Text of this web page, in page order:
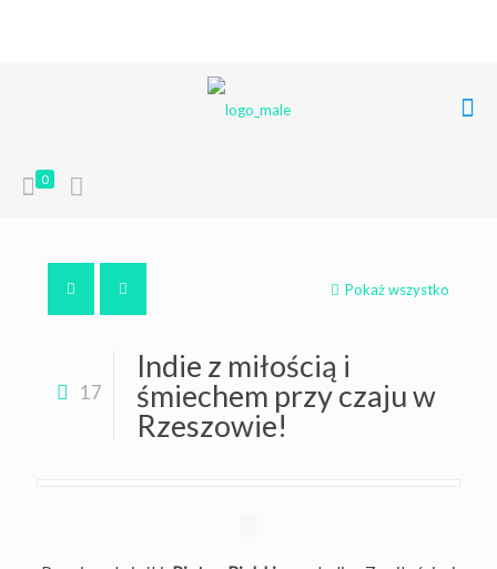
0
Pokaż wszystko
17
Indie z miłością i
śmiechem przy czaju w
Rzeszowie!